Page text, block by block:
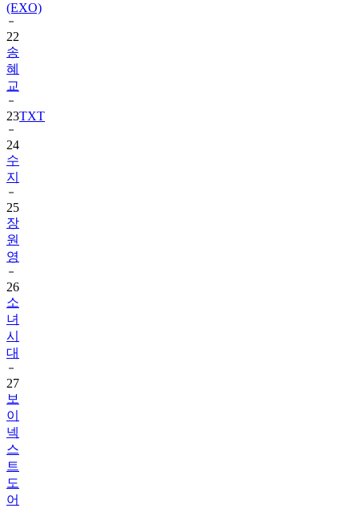
22
송
혜
교
23
24
수
지
25
장
원
영
26
소
녀
시
대
27
보
이
넥
스
트
도
어
(BOYNEXTDOOR)